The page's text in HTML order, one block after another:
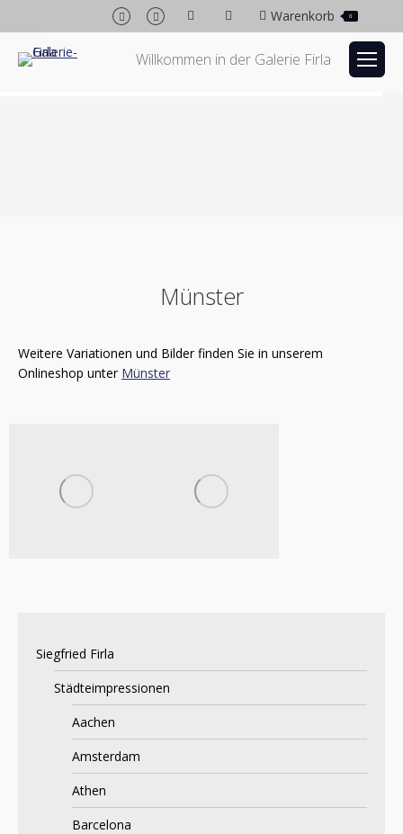
Facebook
page
opens
Instagram
page
opens
in
Warenkorb 0
Willkommen in der Galerie Firla
Münster
Weitere Variationen und Bilder finden Sie in unserem
Onlineshop unter Münster
Siegfried Firla
Städteimpressionen
Aachen
Amsterdam
Athen
Barcelona